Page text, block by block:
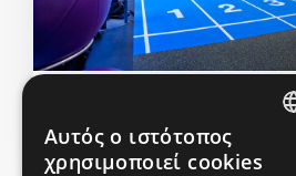
SPORTEC® UNI classic
Αυτός ο ιστότοπος
χρησιμοποιεί cookies